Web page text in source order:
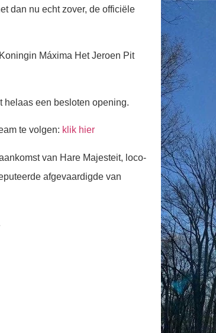
dan nu echt zover, de officiële
Máxima Het Jeroen Pit
helaas een besloten opening.
te volgen: klik hier
van Hare Majesteit, loco-
afgevaardigde van